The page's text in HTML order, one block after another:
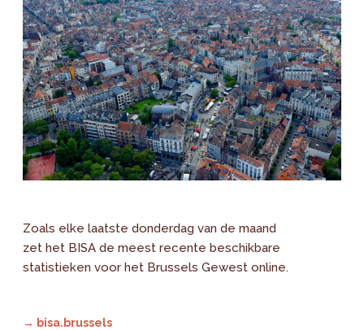
Zoals elke laatste donderdag van de maand
zet het BISA de meest recente beschikbare
statistieken voor het Brussels Gewest online.
→ bisa.brussels